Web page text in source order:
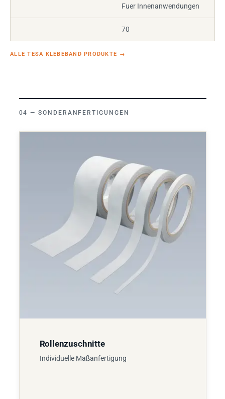
Fuer Innenanwendungen
70
ALLE TESA KLEBEBAND PRODUKTE →
SONDERANFERTIGUNGEN
Rollenzuschnitte
Individuelle Maßanfertigung